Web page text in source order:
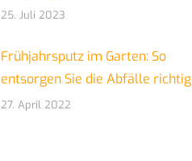
25. Juli 2023
Frühjahrsputz im Garten: So
entsorgen Sie die Abfälle richtig
27. April 2022